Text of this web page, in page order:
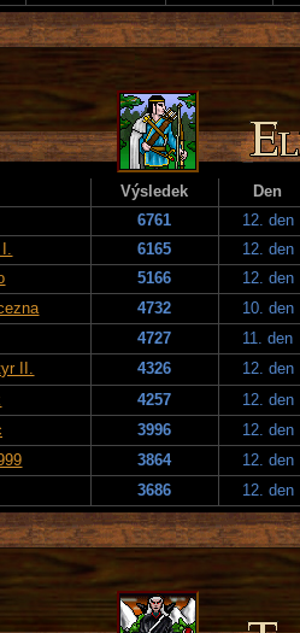
Výsledek
Den
6761
12. den
6165
12. den
5166
12. den
4732
10. den
4727
11. den
II. 4326
12. den
4257
12. den
3996
12. den
3864
12. den
3686 12. den